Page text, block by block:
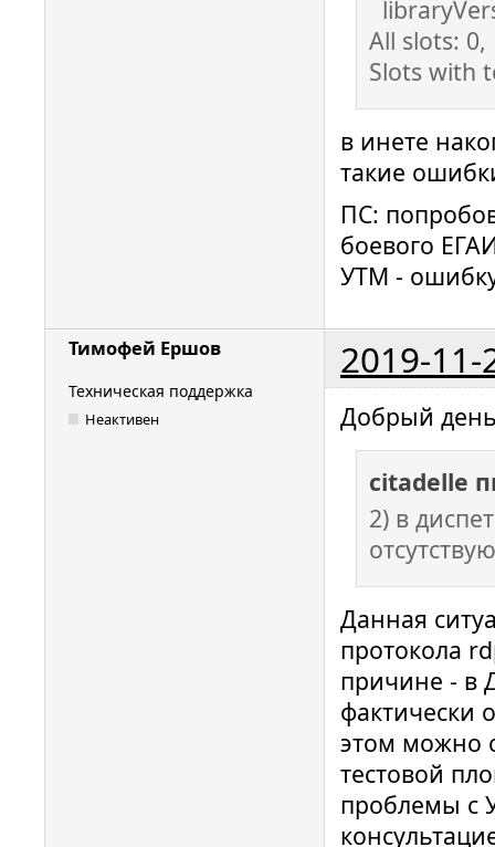
All slots: 0,
Slots with
в инете
такие
ПС:
боевого
УТМ -
Тимофей Ершов 2019-11-
Техническая поддержка
Неактивен Добрый
citadelle
2) в
Данная
протокола
причине - в
фактически
этом можно
тестовой
проблемы с